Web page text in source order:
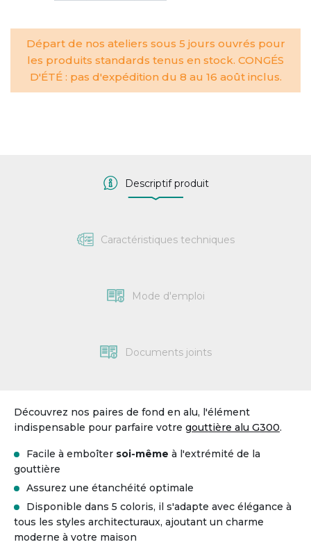
Départ de nos ateliers sous 5 jours ouvrés pour
les produits standards tenus en stock. CONGÉS
D'ÉTÉ : pas d'expédition du 8 au 16 août inclus.
Descriptif produit
Caractéristiques techniques
Mode d'emploi
Documents joints
Découvrez nos paires de fond en alu, l'élément
indispensable pour parfaire votre gouttière alu G300.
Facile à emboîter soi-même à l'extrémité de la
gouttière
Assurez une étanchéité optimale
Disponible dans 5 coloris, il s'adapte avec élégance à
tous les styles architecturaux, ajoutant un charme
moderne à votre maison